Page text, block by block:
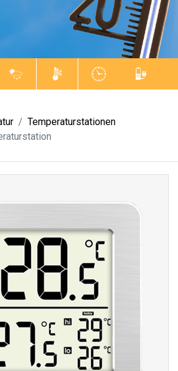
Temperaturstationen